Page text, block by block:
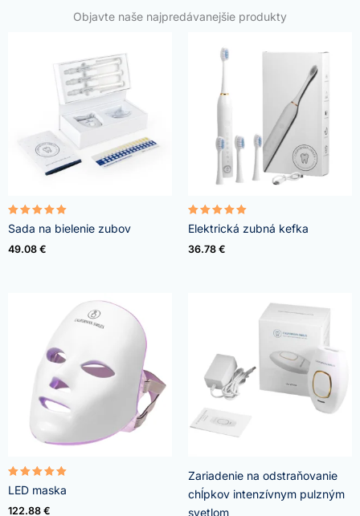
Objavte naše najpredávanejšie produkty
Hodnoteni
e
4.95
z 5
Sada na bielenie zubov
49.08 €
Hodnoteni
e
5.00
z 5
Elektrická zubná kefka
36.78 €
Hodnoteni
e
5.00
z 5
LED maska
122.88 €
Zariadenie na odstraňovanie
chĺpkov intenzívnym pulzným
svetlom